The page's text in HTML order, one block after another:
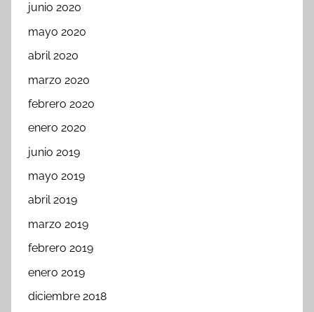
junio 2020
mayo 2020
abril 2020
marzo 2020
febrero 2020
enero 2020
junio 2019
mayo 2019
abril 2019
marzo 2019
febrero 2019
enero 2019
diciembre 2018